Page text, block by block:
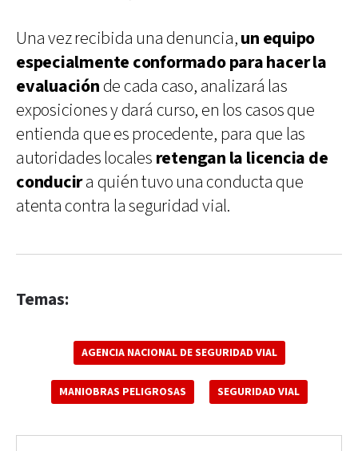
Una vez recibida una denuncia,un equipo
especialmente conformado para hacer la
evaluación de cada caso, analizará las
exposiciones y dará curso, en los casos que
entienda que es procedente, para que las
autoridades locales retengan la licencia de
conducira quién tuvo una conducta que
atenta contra la seguridad vial.
Temas:
AGENCIA NACIONAL DE SEGURIDAD VIAL
MANIOBRAS PELIGROSAS SEGURIDAD VIAL